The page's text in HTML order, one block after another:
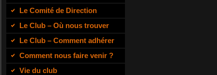
Le Comité de Direction
Le Club – Où nous trouver
Le Club – Comment adhérer
Comment nous faire venir ?
Vie du club